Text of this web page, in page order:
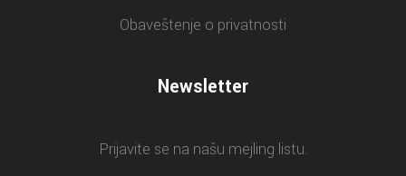
Obaveštenje o privatnosti
Newsletter
Prijavite se na našu mejling listu.